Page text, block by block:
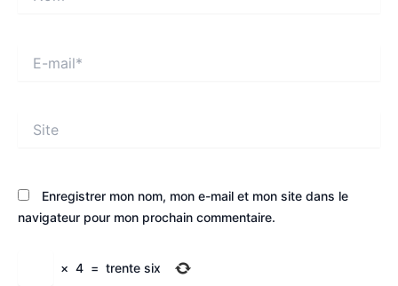
mail*
Enregistrer mon nom, mon e-mail et mon site dans le
navigateur pour mon prochain commentaire.
× 4 = trente six